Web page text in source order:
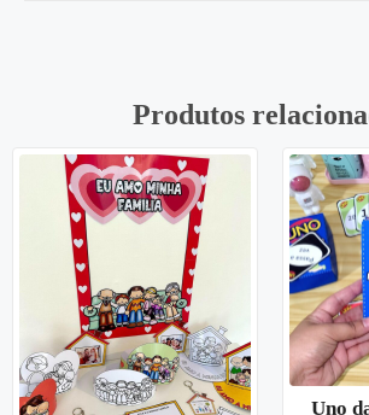
Produtos
Uno